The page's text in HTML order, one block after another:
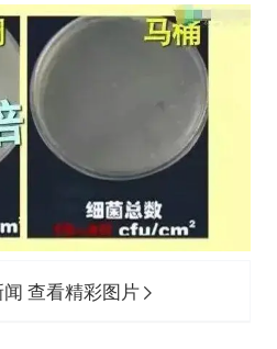
查看精彩图片